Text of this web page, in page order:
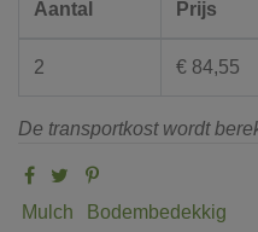
Aantal Prijs
2 € 84,55
De transportkost wordt
Mulch Bodembedekkig